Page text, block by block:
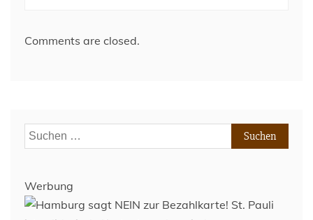
Comments are closed.
Suchen
nach:
Werbung